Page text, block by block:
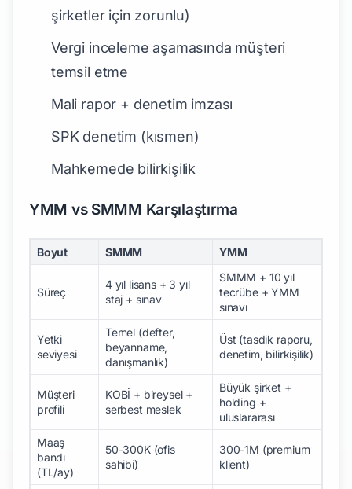
şirketler için zorunlu)
Vergi inceleme aşamasında müşteri
temsil etme
Mali rapor + denetim imzası
SPK denetim (kısmen)
Mahkemede bilirkişilik
YMM vs SMMM Karşılaştırma
Boyut SMMM YMM
Süreç
4 yıl lisans + 3 yıl
staj + sınav
SMMM + 10 yıl
tecrübe + YMM
sınavı
Yetki
seviyesi
Temel (defter,
beyanname,
danışmanlık)
Üst (tasdik raporu,
denetim, bilirkişilik)
Müşteri
profili
KOBİ + bireysel +
serbest meslek
Büyük şirket +
holding +
uluslararası
Maaş
bandı
(TL/ay)
50-300K (ofis
sahibi)
300-1M (premium
klient)